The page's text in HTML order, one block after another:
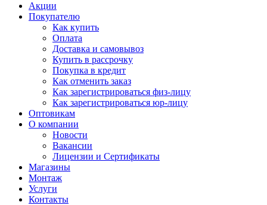
Акции
Покупателю
Как купить
Оплата
Доставка и самовывоз
Купить в рассрочку
Покупка в кредит
Как отменить заказ
Как зарегистрироваться физ-лицу
Как зарегистрироваться юр-лицу
Оптовикам
О компании
Новости
Вакансии
Лицензии и Сертификаты
Магазины
Монтаж
Услуги
Контакты